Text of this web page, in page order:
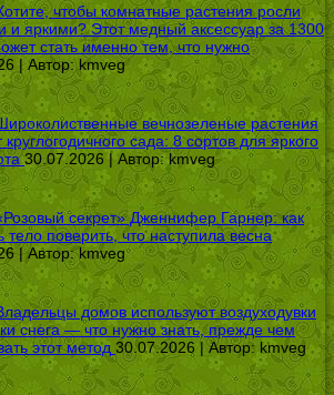
чтобы комнатные растения росли
и яркими? Этот медный аксессуар за 1300
стать именно тем, что нужно
| Автор:kmveg
вечнозеленые растения
сада: 8 сортов для яркого
30.07.2026 | Автор:kmveg
секрет» Дженнифер Гарнер: как
тело поверить, что наступила весна
| Автор:kmveg
домов используют воздуходувки
снега — что нужно знать, прежде чем
этот метод 30.07.2026 | Автор: kmveg